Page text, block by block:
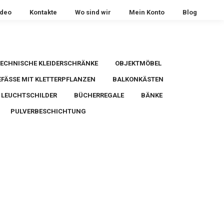
Kontakte Wo sind wir Mein Konto Blog
KLEIDERSCHRÄNKE OBJEKTMÖBEL
MIT KLETTERPFLANZEN BALKONKÄSTEN
BÜCHERREGALE BÄNKE
PULVERBESCHICHTUNG